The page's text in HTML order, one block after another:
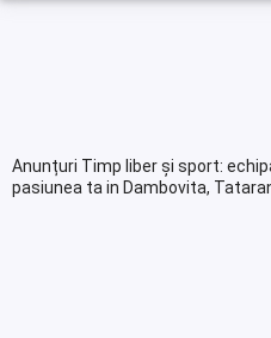
Anunțuri Timp liber și sport:
pasiunea ta in Dambovita,